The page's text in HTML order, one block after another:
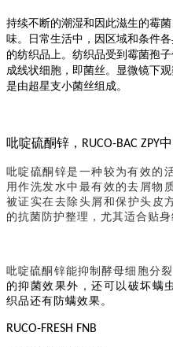
持续不断的潮湿和因此滋生的霉
味。日常生活中，因区域和条件
的纺织品上。纺织品受到霉菌孢
成线状细胞，即菌丝。显微镜下
是由超星支小菌丝组成。
吡啶硫酮锌， RUCO-BAC ZPY
吡啶硫酮锌是一种较为有效的
用作洗发水中最有效的去屑物
被证实在去除头屑和保护头皮
的抗菌防护整理，尤其适合贴身
吡啶硫酮锌能抑制酵母细胞分
的抑菌效果外，还可以破坏螨
织品还有防螨效果。
RUCO-FRESH FNB